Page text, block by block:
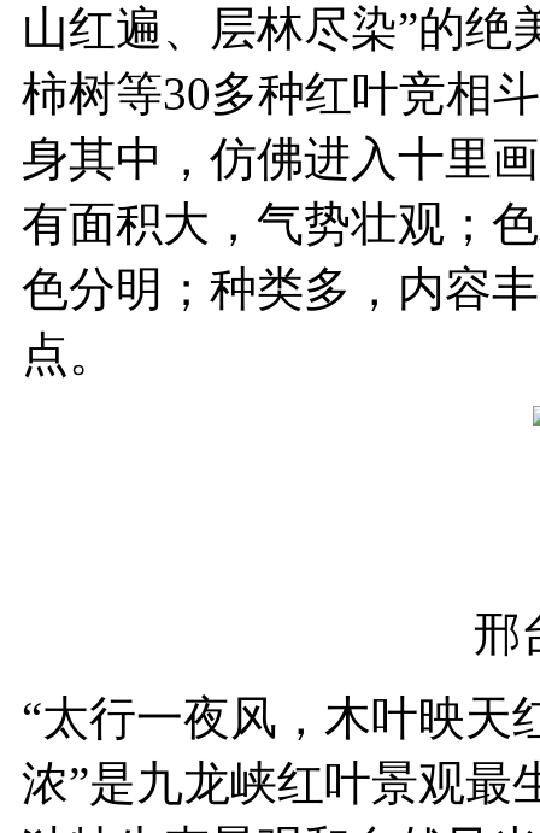
山红遍、层林尽染”的绝
柿树等30多种红叶竞相
身其中，仿佛进入十里
有面积大，气势壮观；
色分明；种类多，内容
点。
邢
“太行一夜风，木叶映天
浓”是九龙峡红叶景观最